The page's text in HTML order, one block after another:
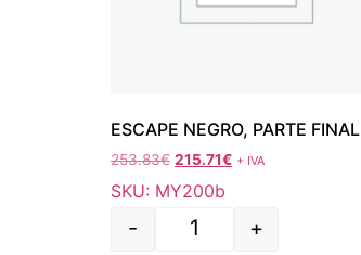
ESCAPE NEGRO, PARTE FINAL
253.83€ 215.71€ + IVA
SKU: MY200b
- +